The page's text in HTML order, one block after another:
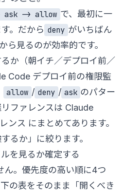
ask -> allow で、最初に一
。だから deny がいちばん
から見るのが効率的です。
か（朝イチ／デプロイ前／
Code デプロイ前の権限監
allow / deny / ask のパター
ファレンスは Claude
ンス にまとめてあります。
るか」に絞ります。
を見るか確定する
ん。優先度の高い順に4つ
の表をそのまま「開くべき